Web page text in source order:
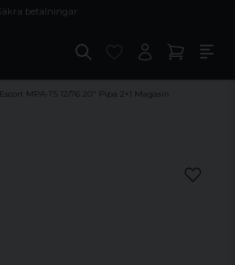
betalningar
MPA-TS 12/76 20" Pipa 2+1 Magasin